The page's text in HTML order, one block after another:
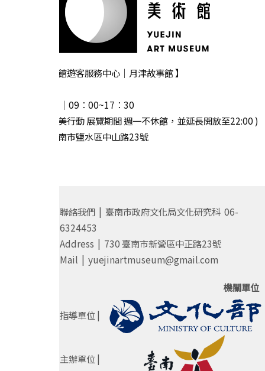
【 月之美術館遊客服務中心｜月津故事館 】
‧ 開放時間 │09：00~17：30
( 2025 漫月美行動 展覽期間 週一不休館，並延長開放至22:00 )
· 地址｜臺南市鹽水區中山路23號
聯絡我們 | 臺南市政府文化局文化研究科 06-
6324453
Address | 730 臺南市新營區中正路23號
Mail | yuejinartmuseum@gmail.com
機關單位
指導單位 |
主辦單位 |